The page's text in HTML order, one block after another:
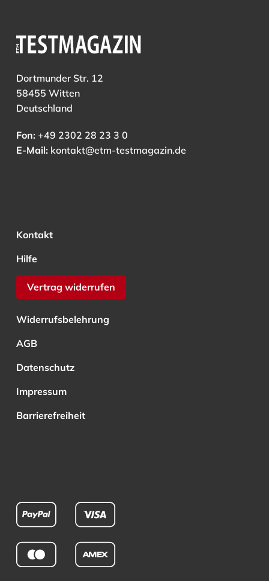
Dortmunder Str. 12
58455 Witten
Deutschland
Fon:+49 2302 28 23 3 0
E-Mail: kontakt@etm-testmagazin.de
Kontakt
Hilfe
Vertrag widerrufen
Widerrufsbelehrung
AGB
Datenschutz
Impressum
Barrierefreiheit